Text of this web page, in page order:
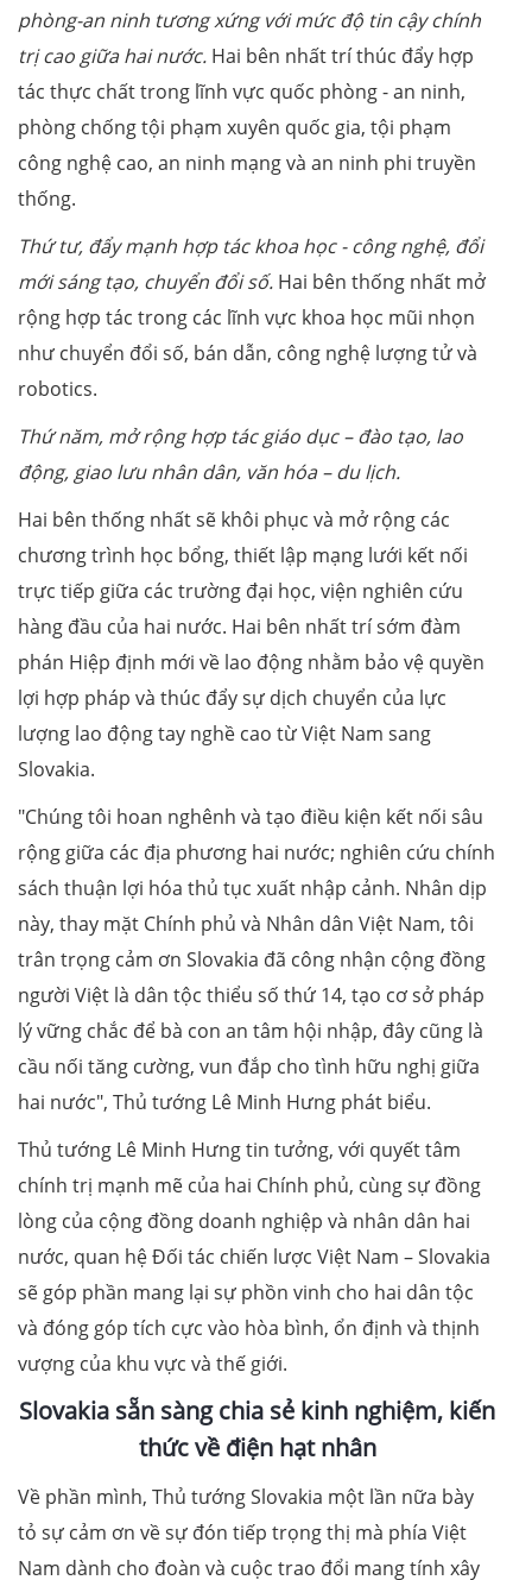
phòng-an ninh tương xứng với mức độ tin cậy chính
trị cao giữa hai nước. Hai bên nhất trí thúc đẩy hợp
tác thực chất trong lĩnh vực quốc phòng - an ninh,
phòng chống tội phạm xuyên quốc gia, tội phạm
công nghệ cao, an ninh mạng và an ninh phi truyền
thống.
Thứ tư, đẩy mạnh hợp tác khoa học - công nghệ, đổi
mới sáng tạo, chuyển đổi số. Hai bên thống nhất mở
rộng hợp tác trong các lĩnh vực khoa học mũi nhọn
như chuyển đổi số, bán dẫn, công nghệ lượng tử và
robotics.
Thứ năm, mở rộng hợp tác giáo dục – đào tạo, lao
động, giao lưu nhân dân, văn hóa – du lịch.
Hai bên thống nhất sẽ khôi phục và mở rộng các
chương trình học bổng, thiết lập mạng lưới kết nối
trực tiếp giữa các trường đại học, viện nghiên cứu
hàng đầu của hai nước. Hai bên nhất trí sớm đàm
phán Hiệp định mới về lao động nhằm bảo vệ quyền
lợi hợp pháp và thúc đẩy sự dịch chuyển của lực
lượng lao động tay nghề cao từ Việt Nam sang
Slovakia.
"Chúng tôi hoan nghênh và tạo điều kiện kết nối sâu
rộng giữa các địa phương hai nước; nghiên cứu chính
sách thuận lợi hóa thủ tục xuất nhập cảnh. Nhân dịp
này, thay mặt Chính phủ và Nhân dân Việt Nam, tôi
trân trọng cảm ơn Slovakia đã công nhận cộng đồng
người Việt là dân tộc thiểu số thứ 14, tạo cơ sở pháp
lý vững chắc để bà con an tâm hội nhập, đây cũng là
cầu nối tăng cường, vun đắp cho tình hữu nghị giữa
hai nước", Thủ tướng Lê Minh Hưng phát biểu.
Thủ tướng Lê Minh Hưng tin tưởng, với quyết tâm
chính trị mạnh mẽ của hai Chính phủ, cùng sự đồng
lòng của cộng đồng doanh nghiệp và nhân dân hai
nước, quan hệ Đối tác chiến lược Việt Nam – Slovakia
sẽ góp phần mang lại sự phồn vinh cho hai dân tộc
và đóng góp tích cực vào hòa bình, ổn định và thịnh
vượng của khu vực và thế giới.
Slovakia sẵn sàng chia sẻ kinh nghiệm, kiến
thức về điện hạt nhân
Về phần mình, Thủ tướng Slovakia một lần nữa bày
tỏ sự cảm ơn về sự đón tiếp trọng thị mà phía Việt
Nam dành cho đoàn và cuộc trao đổi mang tính xây